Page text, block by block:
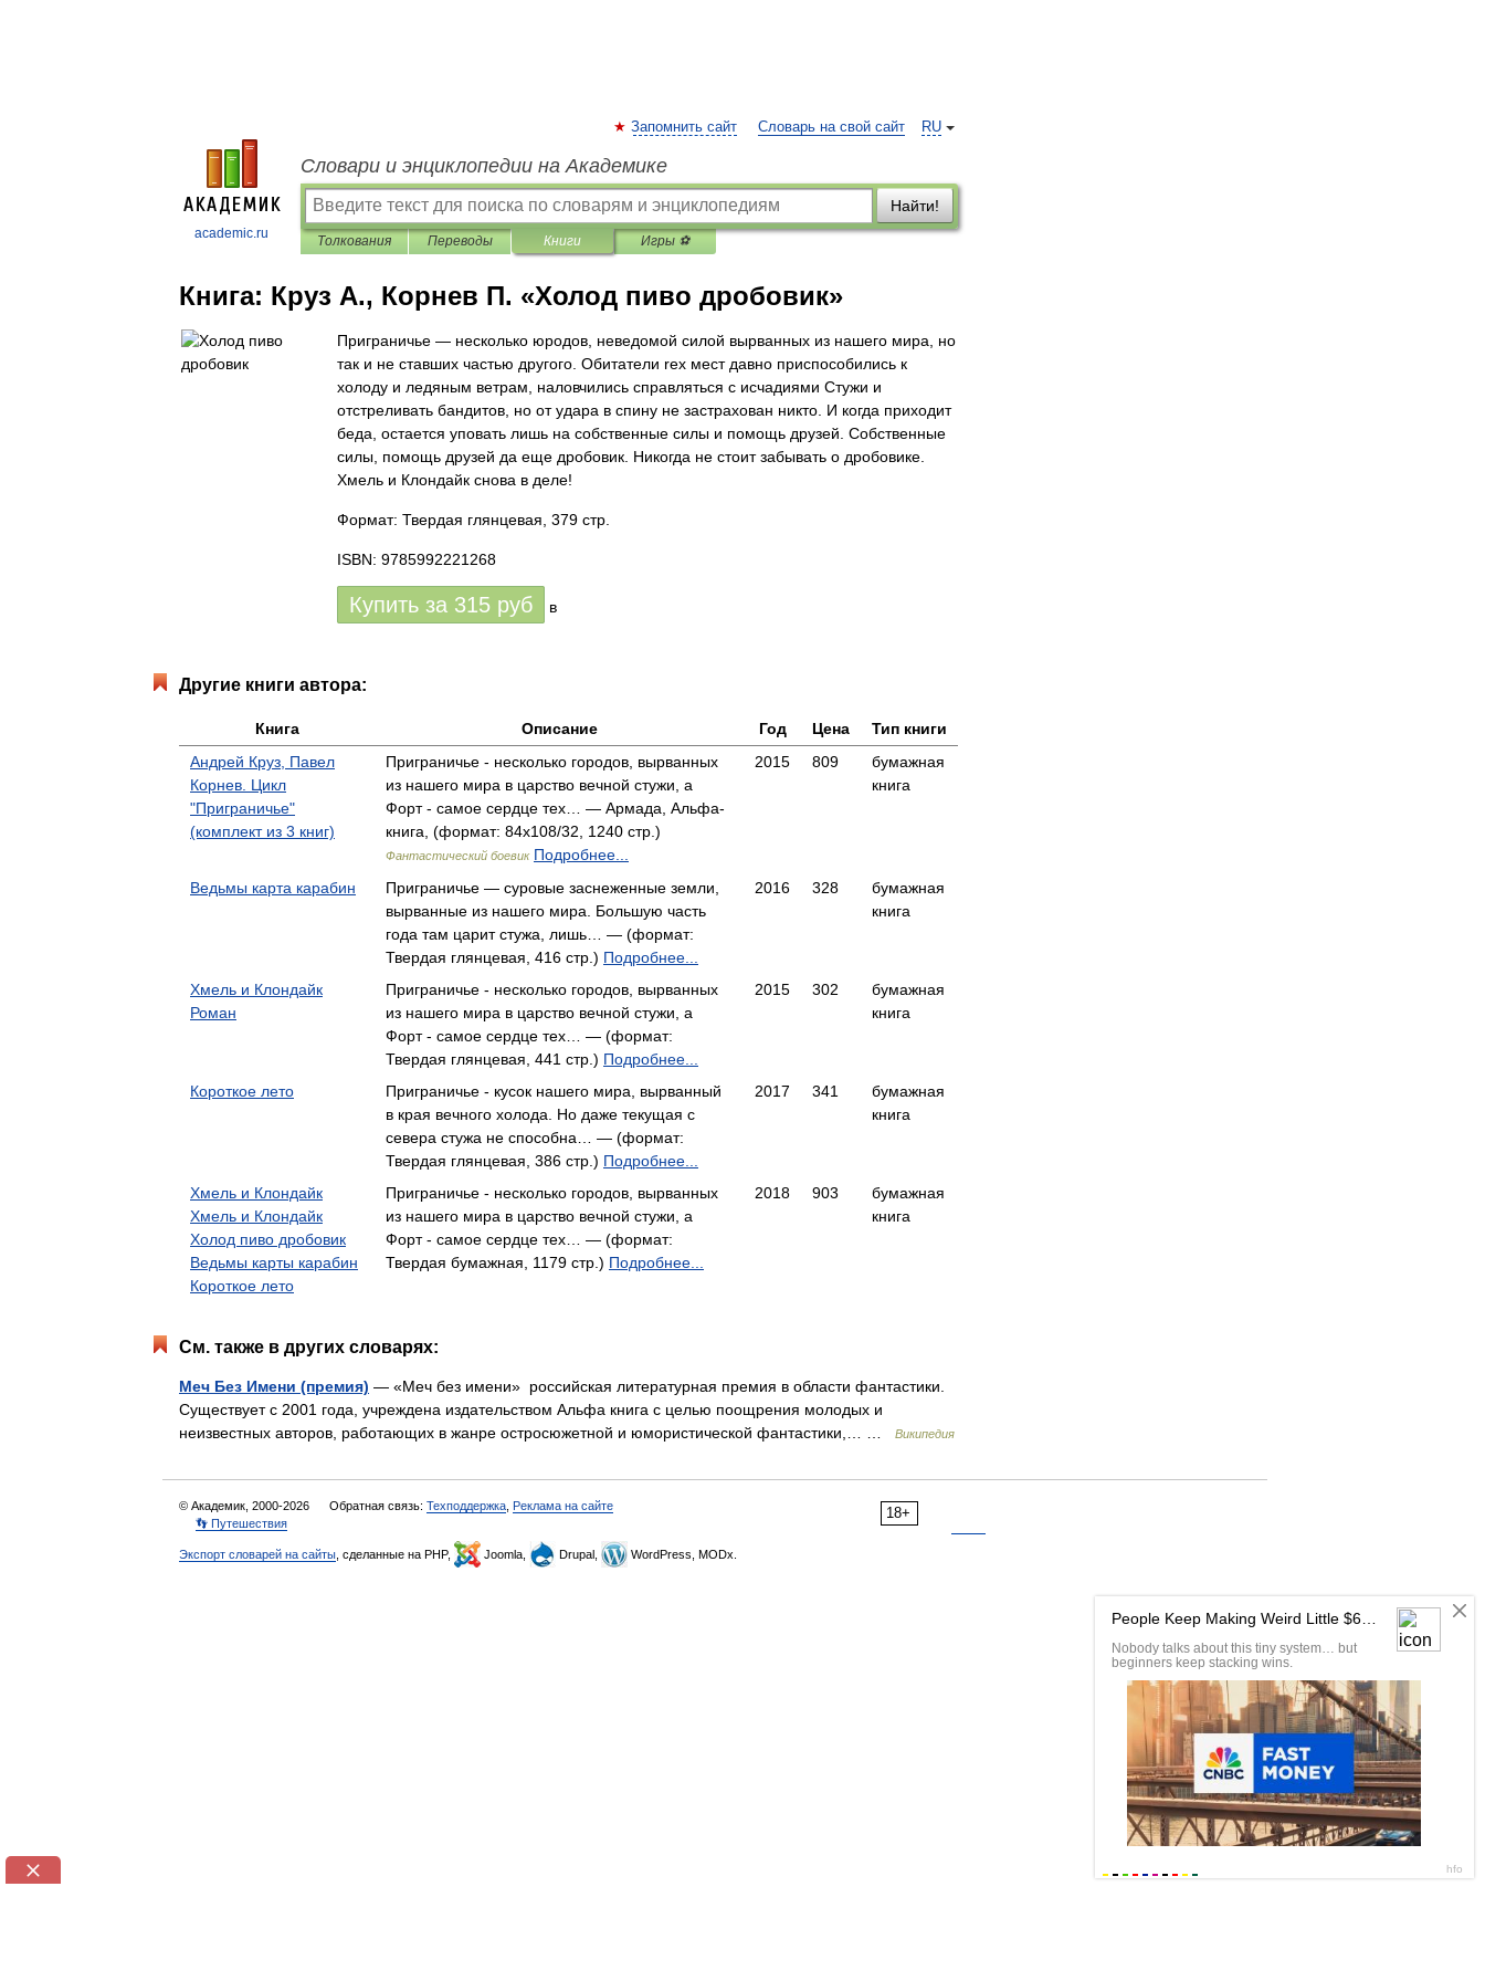
academic.ru
RU
Запомнить сайт Словарь на свой сайт
Словари и энциклопедии на Академике
Найти!
Толкования Переводы Книги Игры ⚽
Книга: Круз А., Корнев П. «Холод пиво дробовик»
Приграничье — несколько юродов, неведомой силой вырванных из нашего мира, но
так и не ставших частью другого. Обитатели rex мест давно приспособились к
холоду и ледяным ветрам, наловчились справляться с исчадиями Стужи и
отстреливать бандитов, но от удара в спину не застрахован никто. И когда приходит
беда, остается уповать лишь на собственные силы и помощь друзей. Собственные
силы, помощь друзей да еще дробовик. Никогда не стоит забывать о дробовике.
Хмель и Клондайк снова в деле!
Формат: Твердая глянцевая, 379 стр.
ISBN: 9785992221268
Купить за 315 руб в
Другие книги автора:
Книга Описание Год Цена
Тип книги
Андрей Круз, Павел
Корнев. Цикл
"Приграничье"
(комплект из 3 книг)
Приграничье - несколько городов, вырванных
из нашего мира в царство вечной стужи, а
Форт - самое сердце тех… — Армада, Альфа-
книга, (формат: 84x108/32, 1240 стр.)
Фантастический боевик Подробнее...
2015 809
бумажная
книга
Ведьмы карта карабин
Приграничье — суровые заснеженные земли,
вырванные из нашего мира. Большую часть
года там царит стужа, лишь… — (формат:
Твердая глянцевая, 416 стр.) Подробнее...
2016 328
бумажная
книга
Хмель и Клондайк
Роман
Приграничье - несколько городов, вырванных
из нашего мира в царство вечной стужи, а
Форт - самое сердце тех… — (формат:
Твердая глянцевая, 441 стр.) Подробнее...
2015 302
бумажная
книга
Короткое лето
Приграничье - кусок нашего мира, вырванный
в края вечного холода. Но даже текущая с
севера стужа не способна… — (формат:
Твердая глянцевая, 386 стр.) Подробнее...
2017 341
бумажная
книга
Хмель и Клондайк
Хмель и Клондайк
Холод пиво дробовик
Ведьмы карты карабин
Короткое лето
Приграничье - несколько городов, вырванных
из нашего мира в царство вечной стужи, а
Форт - самое сердце тех… — (формат:
Твердая бумажная, 1179 стр.) Подробнее...
2018 903
бумажная
книга
См. также в других словарях:
Меч Без Имени (премия) — «Меч без имени» российская литературная премия в области фантастики.
Существует с 2001 года, учреждена издательством Альфа книга с целью поощрения молодых и
неизвестных авторов, работающих в жанре остросюжетной и юмористической фантастики,… …
Википедия
18+
© Академик, 2000-2026 Обратная связь: Техподдержка Реклама на сайте
👣 Путешествия
Экспорт словарей на сайты , сделанные на PHP, Joomla, Drupal, WordPress, MODx.